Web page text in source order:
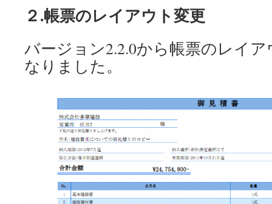
２.帳票のレイアウト変更
バージョン2.2.0から帳票のレイ
なりました。